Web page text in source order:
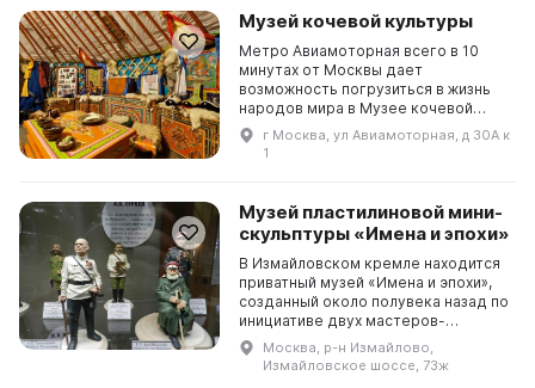
комплекса рабочей конюшни.
Главное здание является
реконструкцией исторического
здания б...
Музей кочевой культуры
Метро Авиамоторная всего в 10
минутах от Москвы дает
возможность погрузиться в жизнь
народов мира в Музее кочевой
культуры. Здесь вы можете
посетить северный чум или шатер
индейского воина или чукотского
охотника, слушать песни и сказк...
г Москва, ул Авиамоторная, д 30А к
1
Музей пластилиновой мини-
скульптуры «Имена и эпохи»
В Измайловском кремле находится
приватный музей «Имена и эпохи»,
созданный около полувека назад по
инициативе двух мастеров-
любителей - Ростислава Олюнина и
Андрея Миллера. Все
представленные в нем экспонаты
Москва, р-н Измайлово,
Измайловское шоссе, 73ж